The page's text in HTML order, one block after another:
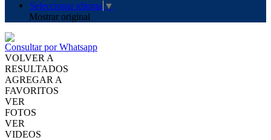
Seleccionar idioma ▼
Mostrar original
Consultar por Whatsapp
VOLVER A
RESULTADOS
AGREGAR A
FAVORITOS
VER
FOTOS
VER
VIDEOS